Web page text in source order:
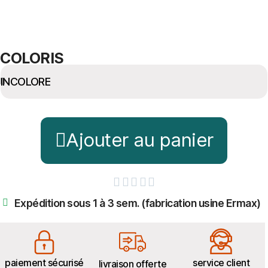
COLORIS
Ajouter au panier
    
Expédition sous 1 à 3 sem. (fabrication usine Ermax)
paiement sécurisé livraison offerte service client